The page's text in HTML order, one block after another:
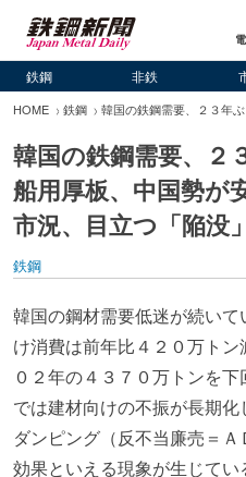
鉄鋼 非鉄
HOME 鉄鋼 韓国の鉄鋼需要、２３年
韓国の鉄鋼需要、２
船用厚板、中国勢が
市況、目立つ「陥没」
鉄鋼
韓国の鋼材需要低迷が続い
け消費は前年比４２０万トン
０２年の４３７０万トンを
では建材向けの不振が長期
ダンピング（反不当廉売＝
効果といえる現象が生じて